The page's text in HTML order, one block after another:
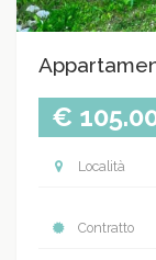
€
Località
Contratto